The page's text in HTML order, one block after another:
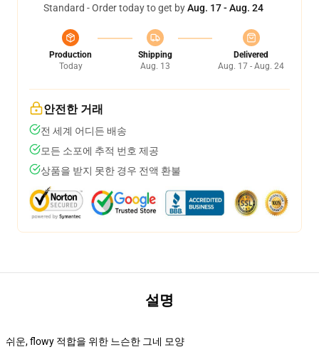
Standard - Order today to get byAug. 17 - Aug. 24
Production
Today
Shipping
Aug. 13
Delivered
Aug. 17 - Aug. 24
안전한 거래
전 세계 어디든 배송
모든 소포에 추적 번호 제공
상품을 받지 못한 경우 전액 환불
설명
쉬운, flowy 적합을 위한 느슨한 그네 모양